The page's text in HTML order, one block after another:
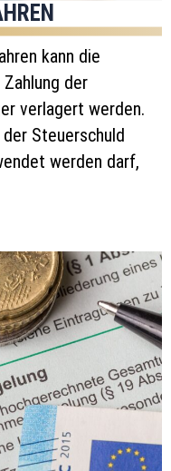
kann die
der
verlagert werden.
Steuerschuld
werden darf,